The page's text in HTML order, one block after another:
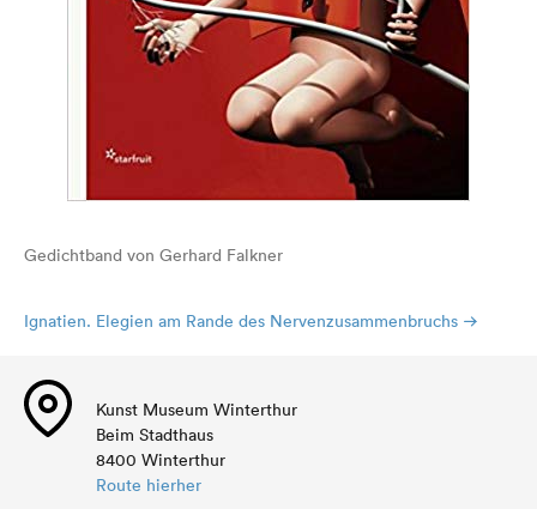
Gedichtband von Gerhard Falkner
Ignatien. Elegien am Rande des Nervenzusammenbruchs
Kunst Museum Winterthur
Beim Stadthaus
8400 Winterthur
Route hierher